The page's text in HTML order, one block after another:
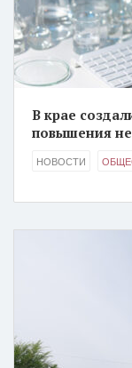
В крае
повышения
НОВОСТИ